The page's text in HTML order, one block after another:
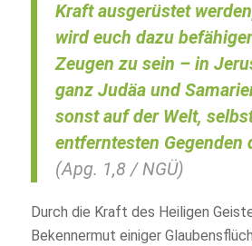
Kraft ausgerüstet
wird euch dazu
Zeugen zu sein – in
ganz Judäaund
sonst auf der Welt,
entferntesten Gegenden
(Apg. 1,8 / NGÜ)
Durch die Kraft des Heiligen
Bekennermut einiger